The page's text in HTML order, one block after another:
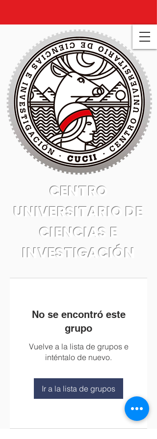
CENTRO
UNIVERSITARIO DE
CIENCIAS E
INVESTIGACIÓN
No se encontró este
grupo
Vuelve a la lista de grupos e
inténtalo de nuevo.
Ir a la lista de grupos